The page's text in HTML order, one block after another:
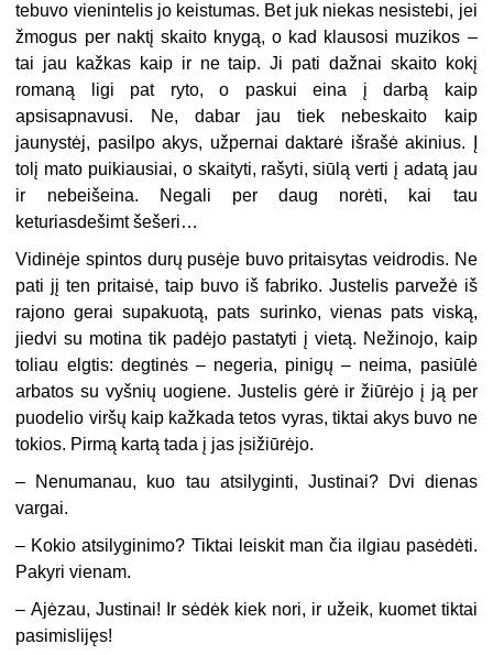
tebuvo vienintelis jo keistumas. Bet juk niekas nesistebi, jei
žmogus per naktį skaito knygą, o kad klausosi muzikos –
tai jau kažkas kaip ir ne taip. Ji pati dažnai skaito kokį
romaną ligi pat ryto, o paskui eina į darbą kaip
apsisapnavusi. Ne, dabar jau tiek nebeskaito kaip
jaunystėj, pasilpo akys, užpernai daktarė išrašė akinius. Į
tolį mato puikiausiai, o skaityti, rašyti, siūlą verti į adatą jau
ir nebeišeina. Negali per daug norėti, kai tau
keturiasdešimt šešeri…
Vidinėje spintos durų pusėje buvo pritaisytas veidrodis. Ne
pati jį ten pritaisė, taip buvo iš fabriko. Justelis parvežė iš
rajono gerai supakuotą, pats surinko, vienas pats viską,
jiedvi su motina tik padėjo pastatyti į vietą. Nežinojo, kaip
toliau elgtis: degtinės – negeria, pinigų – neima, pasiūlė
arbatos su vyšnių uogiene. Justelis gėrė ir žiūrėjo į ją per
puodelio viršų kaip kažkada tetos vyras, tiktai akys buvo ne
tokios. Pirmą kartą tada į jas įsižiūrėjo.
– Nenumanau, kuo tau atsilyginti, Justinai? Dvi dienas
vargai.
– Kokio atsilyginimo? Tiktai leiskit man čia ilgiau pasėdėti.
Pakyri vienam.
–Ajėzau, Justinai! Ir sėdėk kiek nori, ir užeik, kuomet tiktai
pasimislijęs!